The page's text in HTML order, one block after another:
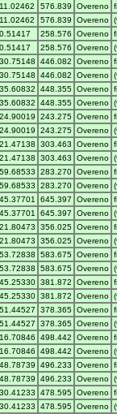
11.02462 576.839 Overeno
11.02462 576.839 Overeno
0.51417 258.576 Overeno
0.51417 258.576 Overeno
30.75148 446.082 Overeno
30.75148 446.082 Overeno
35.60832 448.355 Overeno
35.60832 448.355 Overeno
24.90019 243.275 Overeno
24.90019 243.275 Overeno
21.47138 303.463 Overeno
21.47138 303.463 Overeno
59.68533 283.270 Overeno
59.68533 283.270 Overeno
45.37701 645.397 Overeno
45.37701 645.397 Overeno
21.80473 356.025 Overeno
21.80473 356.025 Overeno
53.72838 583.675 Overeno
53.72838 583.675 Overeno
45.25330 381.872 Overeno
45.25330 381.872 Overeno
51.44527 378.365 Overeno
51.44527 378.365 Overeno
16.70846 498.442 Overeno
16.70846 498.442 Overeno
48.78739 496.233 Overeno
48.78739 496.233 Overeno
30.41233 478.595 Overeno
30.41233 478.595 Overeno